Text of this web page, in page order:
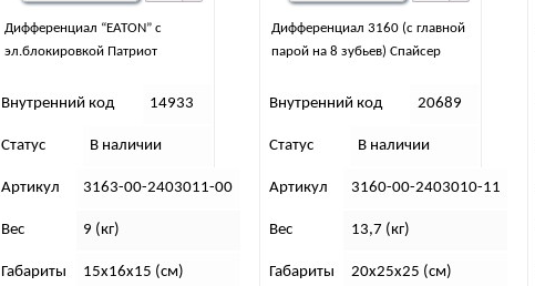
Дифференциал “EATON” с
эл.блокировкой Патриот
Внутренний код 14933
Статус В наличии
Артикул 3163-00-2403011-00
Вес 9 (кг)
Габариты 15х16х15 (см)
Дифференциал 3160 (с главной
парой на 8 зубьев) Спайсер
Внутренний код 20689
Статус В наличии
Артикул 3160-00-2403010-11
Вес 13,7 (кг)
Габариты 20х25х25 (см)